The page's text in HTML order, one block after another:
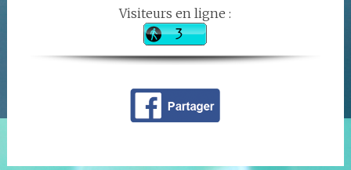
Visiteurs en ligne :